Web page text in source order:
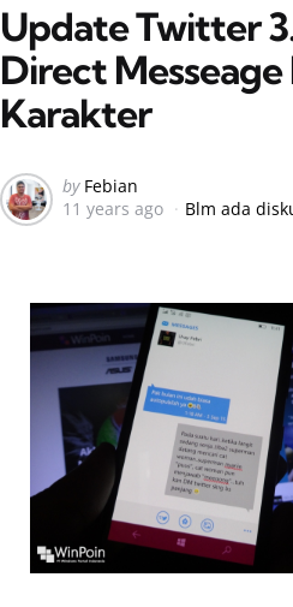
Update Twitter
Direct
Karakter
Posted
by
by Febian
11 years ago
Blm ada